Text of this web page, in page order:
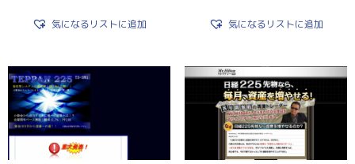
気になるリストに追加 気になるリストに追加